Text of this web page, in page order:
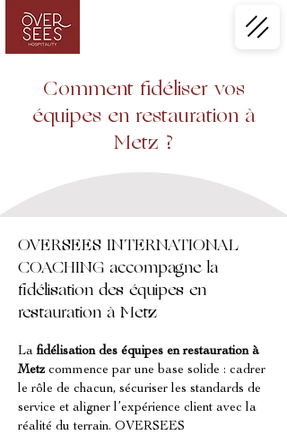
Comment fidéliser vos
équipes en restauration à
Metz ?
OVERSEES INTERNATIONAL
COACHING accompagne la
fidélisation des équipes en
restauration à Metz
La fidélisation des équipes en restauration à
Metz commence par une base solide : cadrer
le rôle de chacun, sécuriser les standards de
service et aligner l’expérience client avec la
réalité du terrain. OVERSEES